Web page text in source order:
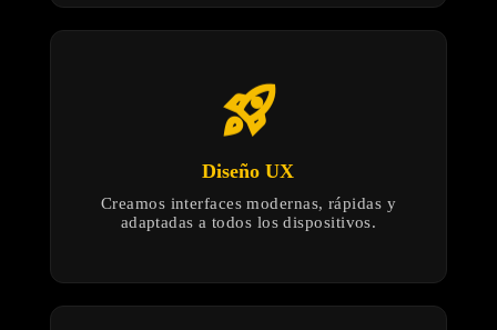
rocket_launch
Diseño UX
Creamos interfaces modernas, rápidas y
adaptadas a todos los dispositivos.